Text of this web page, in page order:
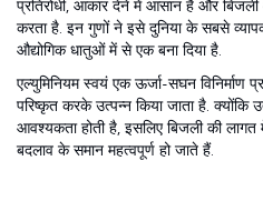
प्रतिरोधी, आकार देने में आसान है और बिजली
करता है. इन गुणों ने इसे दुनिया के सबसे
औद्योगिक धातुओं में से एक बना दिया है.
एल्युमिनियम स्वयं एक ऊर्जा-सघन विनिर्माण
परिष्कृत करके उत्पन्न किया जाता है. क्योंकि
आवश्यकता होती है, इसलिए बिजली की
बदलाव के समान महत्वपूर्ण हो जाते हैं.